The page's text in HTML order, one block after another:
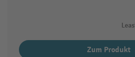
Zum Produkt